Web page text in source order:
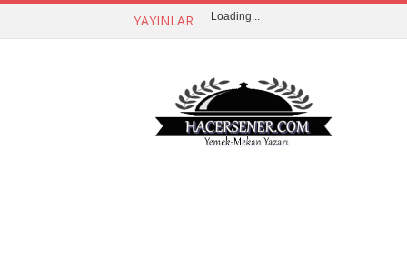
YAYINLAR Loading...